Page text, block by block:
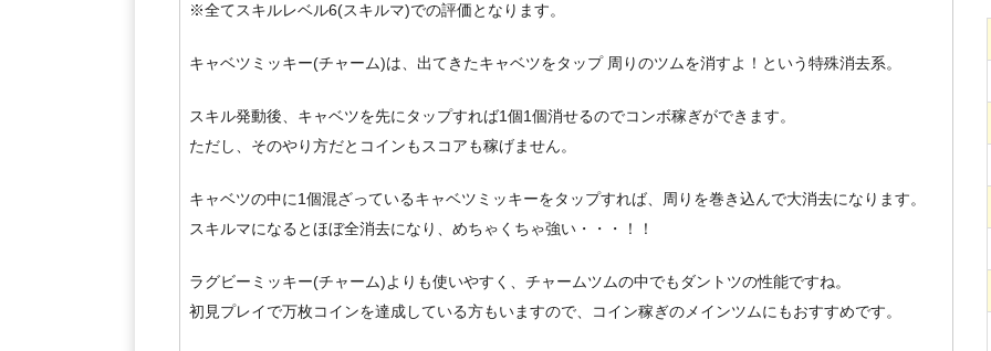
※全てスキルレベル6(スキルマ)での評価となります。
キャベツミッキー(チャーム)は、出てきたキャベツをタップ 周りのツムを消すよ！という特殊消去系。
スキル発動後、キャベツを先にタップすれば1個1個消せるのでコンボ稼ぎができます。
ただし、そのやり方だとコインもスコアも稼げません。
キャベツの中に1個混ざっているキャベツミッキーをタップすれば、周りを巻き込んで大消去になります。
スキルマになるとほぼ全消去になり、めちゃくちゃ強い・・・！！
ラグビーミッキー(チャーム)よりも使いやすく、チャームツムの中でもダントツの性能ですね。
初見プレイで万枚コインを達成している方もいますので、コイン稼ぎのメインツムにもおすすめです。